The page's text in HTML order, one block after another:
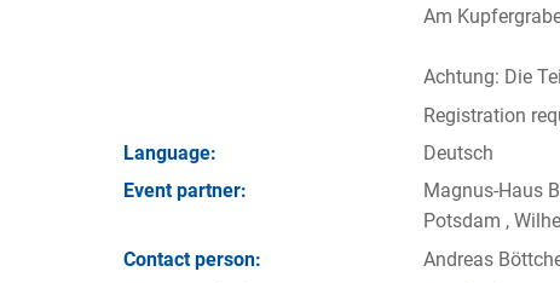
Am
Achtung: Die
Registration
Language:
Deutsch
Event partner:
Magnus-Haus
Potsdam ,
Contact person:
Andreas